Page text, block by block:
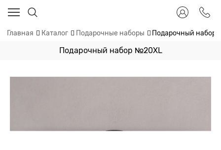
Главная Каталог Подарочные наборы Подарочный набор
Подарочный набор №20XL